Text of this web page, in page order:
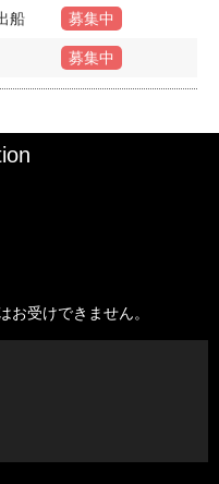
船 募集中
募集中
お受けできません。